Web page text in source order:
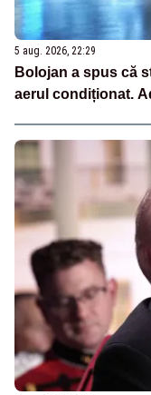
5 aug. 2026, 22:29
Bolojan a spus că
aerul condiționat.